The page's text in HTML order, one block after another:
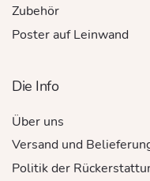
Zubehör
Poster auf Leinwand
Die Info
Über uns
Versand und
Politik der